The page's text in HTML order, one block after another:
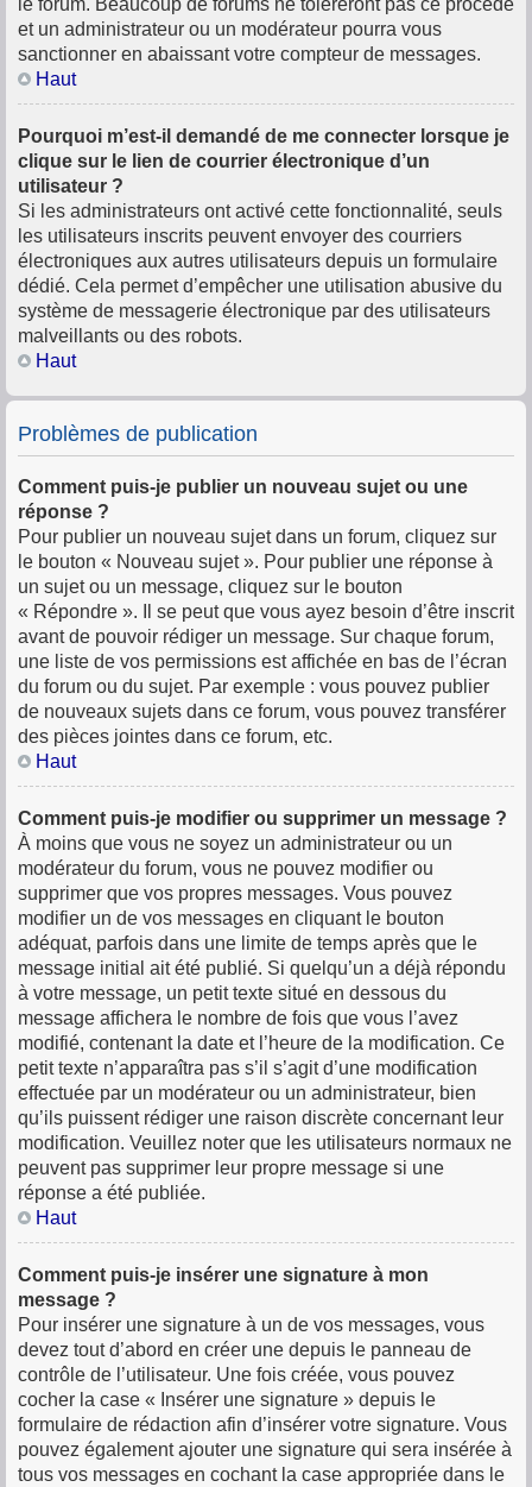
le forum. Beaucoup de forums ne toléreront pas ce procédé
et un administrateur ou un modérateur pourra vous
sanctionner en abaissant votre compteur de messages.
Haut
Pourquoi m’est-il demandé de me connecter lorsque je
clique sur le lien de courrier électronique d’un
utilisateur ?
Si les administrateurs ont activé cette fonctionnalité, seuls
les utilisateurs inscrits peuvent envoyer des courriers
électroniques aux autres utilisateurs depuis un formulaire
dédié. Cela permet d’empêcher une utilisation abusive du
système de messagerie électronique par des utilisateurs
malveillants ou des robots.
Haut
Problèmes de publication
Comment puis-je publier un nouveau sujet ou une
réponse ?
Pour publier un nouveau sujet dans un forum, cliquez sur
le bouton « Nouveau sujet ». Pour publier une réponse à
un sujet ou un message, cliquez sur le bouton
« Répondre ». Il se peut que vous ayez besoin d’être inscrit
avant de pouvoir rédiger un message. Sur chaque forum,
une liste de vos permissions est affichée en bas de l’écran
du forum ou du sujet. Par exemple : vous pouvez publier
de nouveaux sujets dans ce forum, vous pouvez transférer
des pièces jointes dans ce forum, etc.
Haut
Comment puis-je modifier ou supprimer un message ?
À moins que vous ne soyez un administrateur ou un
modérateur du forum, vous ne pouvez modifier ou
supprimer que vos propres messages. Vous pouvez
modifier un de vos messages en cliquant le bouton
adéquat, parfois dans une limite de temps après que le
message initial ait été publié. Si quelqu’un a déjà répondu
à votre message, un petit texte situé en dessous du
message affichera le nombre de fois que vous l’avez
modifié, contenant la date et l’heure de la modification. Ce
petit texte n’apparaîtra pas s’il s’agit d’une modification
effectuée par un modérateur ou un administrateur, bien
qu’ils puissent rédiger une raison discrète concernant leur
modification. Veuillez noter que les utilisateurs normaux ne
peuvent pas supprimer leur propre message si une
réponse a été publiée.
Haut
Comment puis-je insérer une signature à mon
message ?
Pour insérer une signature à un de vos messages, vous
devez tout d’abord en créer une depuis le panneau de
contrôle de l’utilisateur. Une fois créée, vous pouvez
cocher la case « Insérer une signature » depuis le
formulaire de rédaction afin d’insérer votre signature. Vous
pouvez également ajouter une signature qui sera insérée à
tous vos messages en cochant la case appropriée dans le